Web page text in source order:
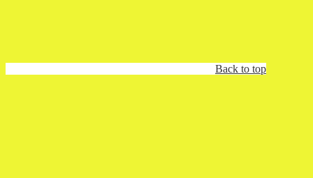
Back to top